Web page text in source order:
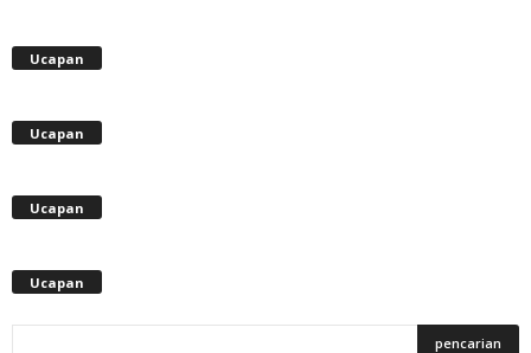
Ucapan
Ucapan
Ucapan
Ucapan